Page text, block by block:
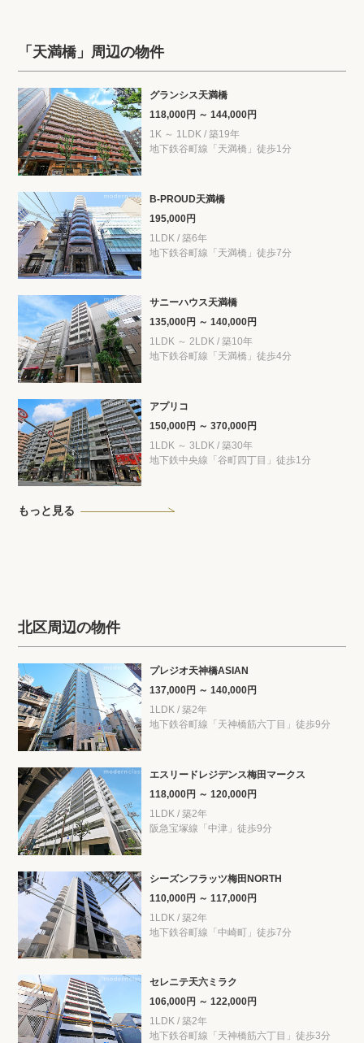
「天満橋」周辺の物件
グランシス天満橋
118,000円 ～ 144,000円
1K ～ 1LDK / 築19年
地下鉄谷町線「天満橋」徒歩1分
B-PROUD天満橋
195,000円
1LDK / 築6年
地下鉄谷町線「天満橋」徒歩7分
サニーハウス天満橋
135,000円 ～ 140,000円
1LDK ～ 2LDK / 築10年
地下鉄谷町線「天満橋」徒歩4分
アプリコ
150,000円 ～ 370,000円
1LDK ～ 3LDK / 築30年
地下鉄中央線「谷町四丁目」徒歩1分
もっと見る
北区周辺の物件
プレジオ天神橋ASIAN
137,000円 ～ 140,000円
1LDK / 築2年
地下鉄谷町線「天神橋筋六丁目」徒歩9分
エスリードレジデンス梅田マークス
118,000円 ～ 120,000円
1LDK / 築2年
阪急宝塚線「中津」徒歩9分
シーズンフラッツ梅田NORTH
110,000円 ～ 117,000円
1LDK / 築2年
地下鉄谷町線「中崎町」徒歩7分
セレニテ天六ミラク
106,000円 ～ 122,000円
1LDK / 築2年
地下鉄谷町線「天神橋筋六丁目」徒歩3分